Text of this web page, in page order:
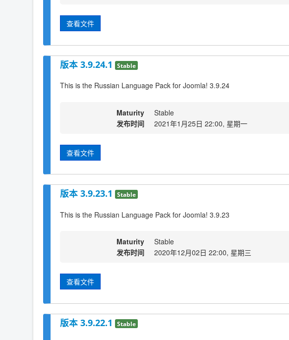
查看文件
版本 3.9.24.1 Stable
This is the Russian Language Pack for Joomla! 3.9.24
Maturity
Stable
发布时间
2021年1月25日 22:00, 星期一
查看文件
版本 3.9.23.1 Stable
This is the Russian Language Pack for Joomla! 3.9.23
Maturity
Stable
发布时间
2020年12月02日 22:00, 星期三
查看文件
版本 3.9.22.1 Stable